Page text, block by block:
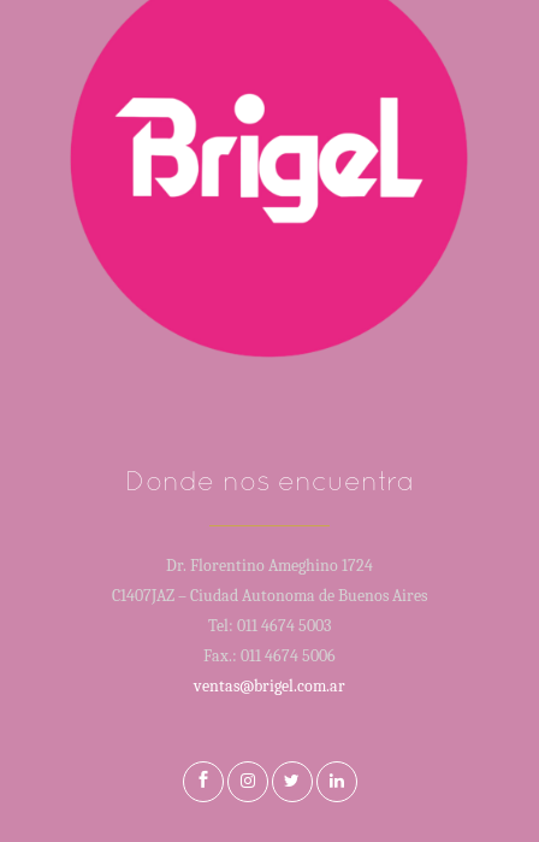
Donde nos encuentra
Dr. Florentino Ameghino 1724
C1407JAZ – Ciudad Autonoma de Buenos Aires
Tel: 011 4674 5003
Fax.: 011 4674 5006
ventas@brigel.com.ar